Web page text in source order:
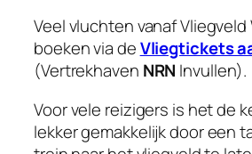
Veel vluchten vanaf
boeken via deVliegtickets
(Vertrekhaven NRN Invullen).
Voor vele reizigers is het de
lekker gemakkelijk door een